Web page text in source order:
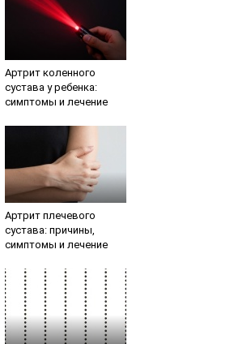
Артрит коленного
сустава у ребенка:
симптомы и лечение
Артрит плечевого
сустава: причины,
симптомы и лечение